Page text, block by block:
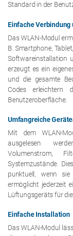
Standard in der
Einfache Verbindung
Das WLAN-Modul
B. Smartphone,
Softwareinstallation
erzeugt es ein
und die gesamte
Codes
Benutzeroberfläche.
Umfangreiche
Mit dem WLAN-
ausgelesen
Volumenstrom,
Systemzustände.
punktuell, wenn sie
ermöglicht jederzeit
Lüftungsgeräts für
Einfache Installation
Das WLAN-Modul